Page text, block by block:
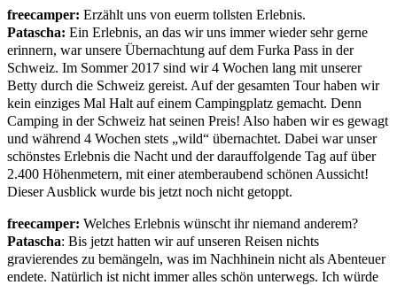
freecamper: Erzählt uns von euerm tollsten Erlebnis.
Patascha: Ein Erlebnis, an das wir uns immer wieder sehr gerne
erinnern, war unsere Übernachtung auf dem Furka Pass in der
Schweiz. Im Sommer 2017 sind wir 4 Wochen lang mit unserer
Betty durch die Schweiz gereist. Auf der gesamten Tour haben wir
kein einziges Mal Halt auf einem Campingplatz gemacht. Denn
Camping in der Schweiz hat seinen Preis! Also haben wir es gewagt
und während 4 Wochen stets „wild“ übernachtet. Dabei war unser
schönstes Erlebnis die Nacht und der darauffolgende Tag auf über
2.400 Höhenmetern, mit einer atemberaubend schönen Aussicht!
Dieser Ausblick wurde bis jetzt noch nicht getoppt.
freecamper: Welches Erlebnis wünscht ihr niemand anderem?
Patascha: Bis jetzt hatten wir auf unseren Reisen nichts
gravierendes zu bemängeln, was im Nachhinein nicht als Abenteuer
endete. Natürlich ist nicht immer alles schön unterwegs. Ich würde